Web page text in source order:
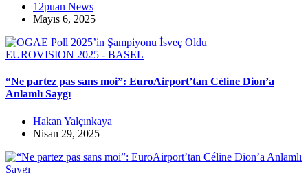
12puan News
Mayıs 6, 2025
EUROVISION 2025 - BASEL
“Ne partez pas sans moi”: EuroAirport’tan Céline Dion’a
Anlamlı Saygı
Hakan Yalçınkaya
Nisan 29, 2025